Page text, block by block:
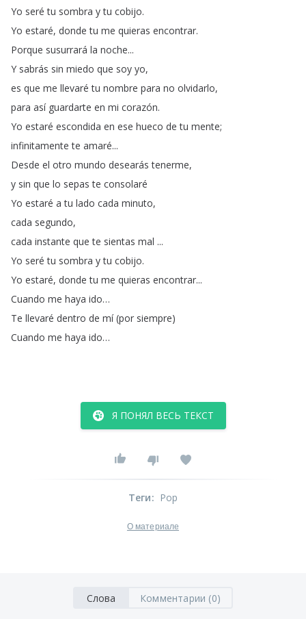
Yo seré tu sombra y tu cobijo.
Yo estaré, donde tu me quieras encontrar.
Porque susurrará la noche...
Y sabrás sin miedo que soy yo,
es que me llevaré tu nombre para no olvidarlo,
para así guardarte en mi corazón.
Yo estaré escondida en ese hueco de tu mente;
infinitamente te amaré...
Desde el otro mundo desearás tenerme,
y sin que lo sepas te consolaré
Yo estaré a tu lado cada minuto,
cada segundo,
cada instante que te sientas mal ...
Yo seré tu sombra y tu cobijo.
Yo estaré, donde tu me quieras encontrar...
Cuando me haya ido…
Te llevaré dentro de mí(por siempre)
Cuando me haya ido…
Я ПОНЯЛ ВЕСЬ ТЕКСТ
Теги: Pop
О материале
Слова Комментарии (0)